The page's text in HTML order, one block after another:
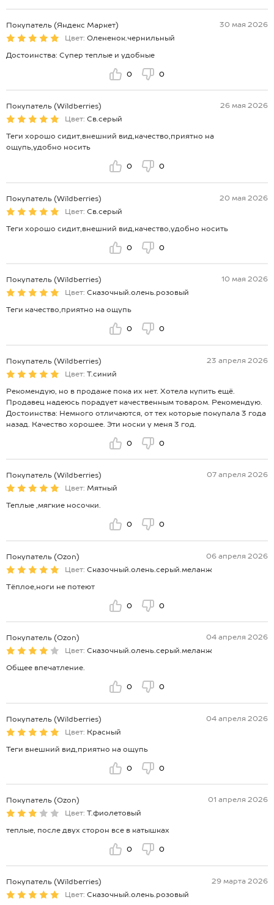
Покупатель (Яндекс Маркет)
30 мая 2026
Цвет: Олененок.чернильный
Достоинства: Супер теплые и удобные
0 0
Покупатель (Wildberries)
26 мая 2026
Цвет: Св.серый
Теги хорошо сидит,внешний вид,качество,приятно на
ощупь,удобно носить
0 0
Покупатель (Wildberries)
20 мая 2026
Цвет: Св.серый
Теги хорошо сидит,внешний вид,качество,удобно носить
0 0
Покупатель (Wildberries)
10 мая 2026
Цвет: Сказочный.олень.розовый
Теги качество,приятно на ощупь
0 0
Покупатель (Wildberries)
23 апреля 2026
Цвет: Т.синий
Рекомендую, но в продаже пока их нет. Хотела купить ещё.
Продавец надеюсь порадует качественным товаром. Рекомендую.
Достоинства: Немного отличаются, от тех которые покупала 3 года
назад. Качество хорошее. Эти носки у меня 3 год.
0 0
Покупатель (Wildberries)
07 апреля 2026
Цвет: Мятный
Теплые ,мягкие носочки.
0 0
Покупатель (Ozon)
06 апреля 2026
Цвет: Сказочный.олень.серый.меланж
Тёплое,ноги не потеют
0 0
Покупатель (Ozon)
04 апреля 2026
Цвет: Сказочный.олень.серый.меланж
Общее впечатление.
0 0
Покупатель (Wildberries)
04 апреля 2026
Цвет: Красный
Теги внешний вид,приятно на ощупь
0 0
Покупатель (Ozon)
01 апреля 2026
Цвет: Т.фиолетовый
теплые, после двух сторон все в катышках
0 0
Покупатель (Wildberries)
29 марта 2026
Цвет: Сказочный.олень.розовый